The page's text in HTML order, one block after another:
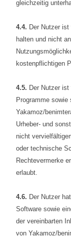
gleichzeitig
4.4. Der Nutzer
halten und nicht
kostenpflichtigen
4.5. Der Nutzer
Programme
Yakamoz/
Urheber- und
nicht
oder technische
Rechtevermerke
erlaubt.
4.6. Der Nutzer
Software sowie
der vereinbarten
von Yakamoz/